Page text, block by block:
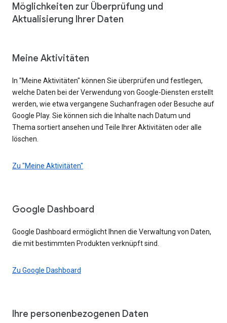
Möglichkeiten zur Überprüfung und
Aktualisierung Ihrer Daten
Meine Aktivitäten
In "Meine Aktivitäten" können Sie überprüfen und festlegen,
welche Daten bei der Verwendung von Google-Diensten erstellt
werden, wie etwa vergangene Suchanfragen oder Besuche auf
Google Play. Sie können sich die Inhalte nach Datum und
Thema sortiert ansehen und Teile Ihrer Aktivitäten oder alle
löschen.
Zu "Meine Aktivitäten"
Google Dashboard
Google Dashboard ermöglicht Ihnen die Verwaltung von Daten,
die mit bestimmten Produkten verknüpft sind.
Zu Google Dashboard
Ihre personenbezogenen Daten